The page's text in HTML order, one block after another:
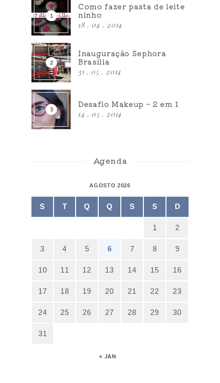
Como fazer pasta de leite
ninho
18 . 04 . 2014
Inauguração Sephora
Brasília
31 . 05 . 2014
Desafio Makeup – 2 em 1
14 . 05 . 2014
Agenda
AGOSTO 2026
S T Q Q S S D
1 2
3 4 5 6 7 8 9
10 11 12 13 14 15 16
17 18 19 20 21 22 23
24 25 26 27 28 29 30
31
« JAN